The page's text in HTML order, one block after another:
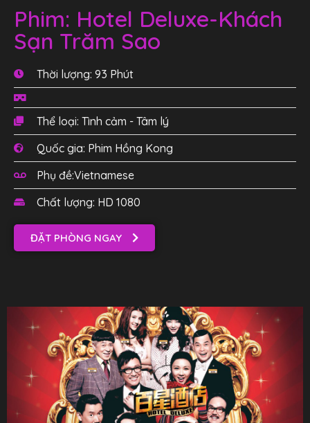
Phim: Hotel Deluxe-Khách
Sạn Trăm Sao
Thời lượng: 93 Phút
Thể loại: Tình cảm - Tâm lý
Quốc gia: Phim Hồng Kong
Phụ đề:Vietnamese
Chất lượng: HD 1080
ĐẶT PHÒNG NGAY